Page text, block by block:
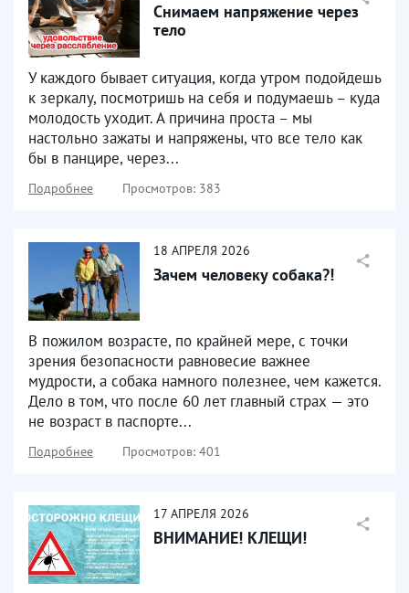
Снимаем напряжение через
тело
У каждого бывает ситуация, когда утром подойдешь
к зеркалу, посмотришь на себя и подумаешь – куда
молодость уходит. А причина проста – мы
настольно зажаты и напряжены, что все тело как
бы в панцире, через...
Подробнее Просмотров: 383
18 АПРЕЛЯ 2026
Зачем человеку собака?!
В пожилом возрасте, по крайней мере, с точки
зрения безопасности равновесие важнее
мудрости, а собака намного полезнее, чем кажется.
Дело в том, что после 60 лет главный страх — это
не возраст в паспорте...
Подробнее Просмотров: 401
17 АПРЕЛЯ 2026
ВНИМАНИЕ! КЛЕЩИ!